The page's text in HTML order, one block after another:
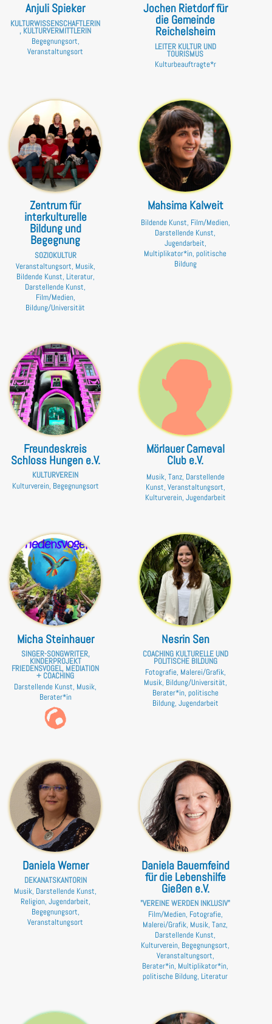
Anjuli Spieker
KULTURWISSENSCHAFTLERIN
, KULTURVERMITTLERIN
Begegnungsort,
Veranstaltungsort
Jochen Rietdorf für
die Gemeinde
Reichelsheim
LEITER KULTUR UND
TOURISMUS
Kulturbeauftragte*r
Zentrum für
interkulturelle
Bildung und
Begegnung
SOZIOKULTUR
Veranstaltungsort, Musik,
Bildende Kunst, Literatur,
Darstellende Kunst,
Film/Medien,
Bildung/Universität
Mahsima Kalweit
Bildende Kunst, Film/Medien,
Darstellende Kunst,
Jugendarbeit,
Multiplikator*in, politische
Bildung
Freundeskreis
Schloss Hungen e.V.
KULTURVEREIN
Kulturverein, Begegnungsort
Mörlauer Carneval
Club e.V.
Musik, Tanz, Darstellende
Kunst, Veranstaltungsort,
Kulturverein, Jugendarbeit
Micha Steinhauer
SINGER-SONGWRITER,
KINDERPROJEKT
FRIEDENSVOGEL, MEDIATION
+ COACHING
Darstellende Kunst, Musik,
Berater*in
Nesrin Sen
COACHING KULTURELLE UND
POLITISCHE BILDUNG
Fotografie, Malerei/Grafik,
Musik, Bildung/Universität,
Berater*in, politische
Bildung, Jugendarbeit
Daniela Werner
DEKANATSKANTORIN
Musik, Darstellende Kunst,
Religion, Jugendarbeit,
Begegnungsort,
Veranstaltungsort
Daniela Bauernfeind
für die Lebenshilfe
Gießen e.V.
"VEREINE WERDEN INKLUSIV"
Film/Medien, Fotografie,
Malerei/Grafik, Musik, Tanz,
Darstellende Kunst,
Kulturverein, Begegnungsort,
Veranstaltungsort,
Berater*in, Multiplikator*in,
politische Bildung, Literatur